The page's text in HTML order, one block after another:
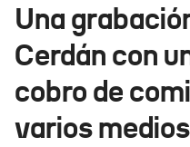
Una
Cerdán con
cobro de
varios medios